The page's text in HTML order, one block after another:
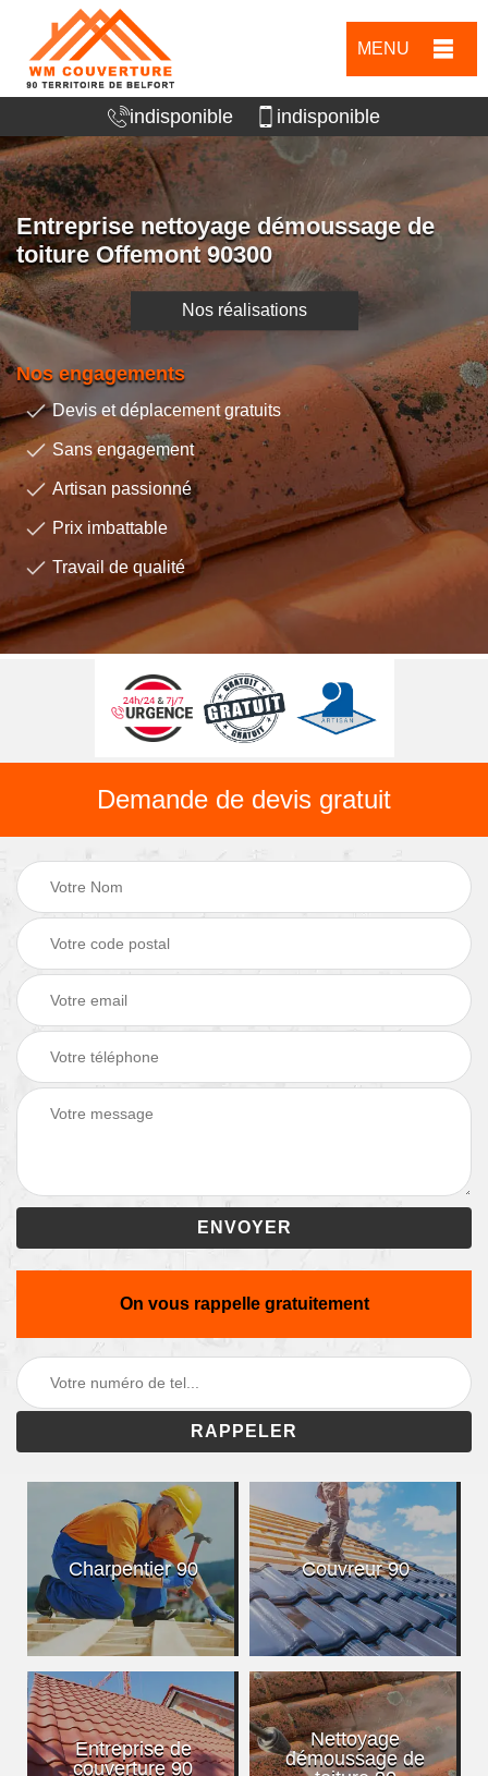
MENU
indisponible indisponible
Entreprise nettoyage démoussage de
toiture Offemont 90300
Nos réalisations
Nos engagements
Devis et déplacement gratuits
Sans engagement
Artisan passionné
Prix imbattable
Travail de qualité
Demande de devis gratuit
On vous rappelle gratuitement
Charpentier 90 Couvreur 90
Entreprise de
couverture 90
Nettoyage
démoussage de